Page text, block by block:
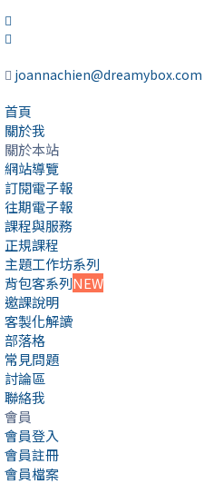
joannachien@dreamybox.com
首頁
關於我
關於本站
網站導覽
訂閱電子報
往期電子報
課程與服務
正規課程
主題工作坊系列
背包客系列NEW
邀課說明
客製化解讀
部落格
常見問題
討論區
聯絡我
會員
會員登入
會員註冊
會員檔案